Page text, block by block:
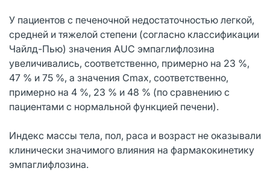
У пациентов с печеночной недостаточностью легкой,
средней и тяжелой степени (согласно классификации
Чайлд-Пью) значения AUC эмпаглифлозина
увеличивались, соответственно, примерно на 23 %,
47 % и 75 %, а значения Cmax, соответственно,
примерно на 4 %, 23 % и 48 % (по сравнению с
пациентами с нормальной функцией печени).
Индекс массы тела, пол, раса и возраст не оказывали
клинически значимого влияния на фармакокинетику
эмпаглифлозина.